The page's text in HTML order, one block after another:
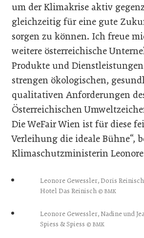
um der Klimakrise aktiv
gleichzeitig für eine gute
sorgen zu können. Ich freue
weitere österreichische
Produkte und
strengen ökologischen,
qualitativen Anforderungen
Österreichischen
Die WeFair Wien ist für diese
Verleihung die ideale Bühne“,
Klimaschutzministerin Leonore
Leonore Gewessler, Doris
Hotel Das Reinisch © BMK
Leonore Gewessler, Nadine und
Spiess & Spiess © BMK